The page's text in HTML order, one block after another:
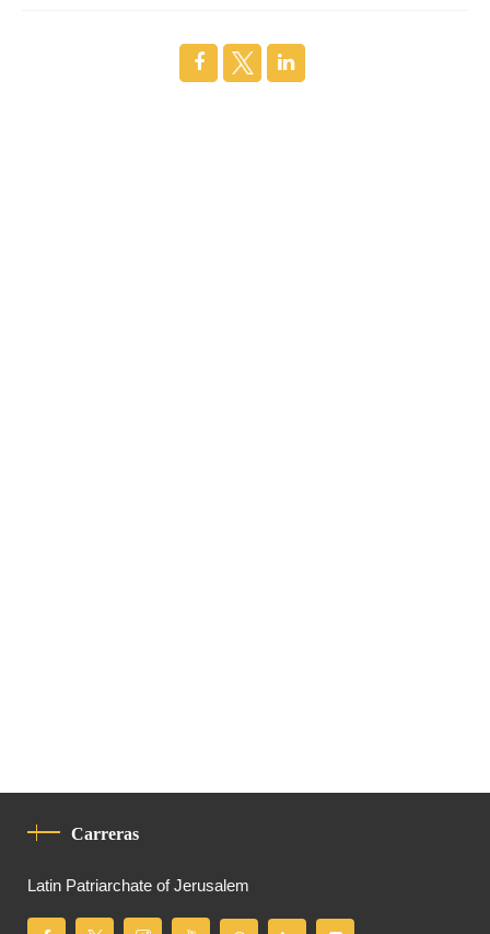
Carreras
Latin Patriarchate of Jerusalem